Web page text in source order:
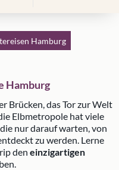
Hamburg
Hamburg
Brücken, das Tor zur Welt
Elbmetropole hat viele
nur darauf warten, von
zu werden. Lerne
den einzigartigen